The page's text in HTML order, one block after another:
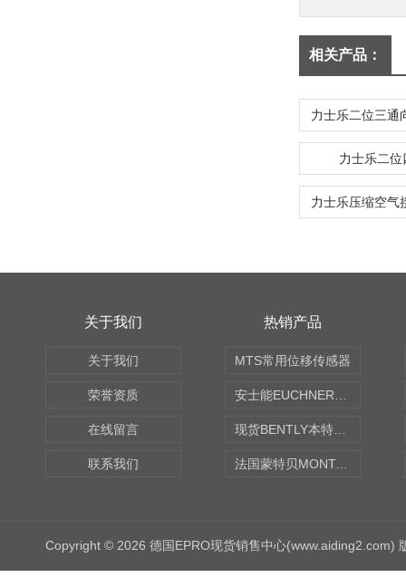
相关产品：
力士乐二
关于我们
关于我们
荣誉资质
在线留言
联系我们
热销产品
MTS常用位移传感器
法国蒙特贝MONTABERT打壳机凿岩机Z92
Copyright © 2026 德国EPRO现货销售中心(www.aiding2.com)